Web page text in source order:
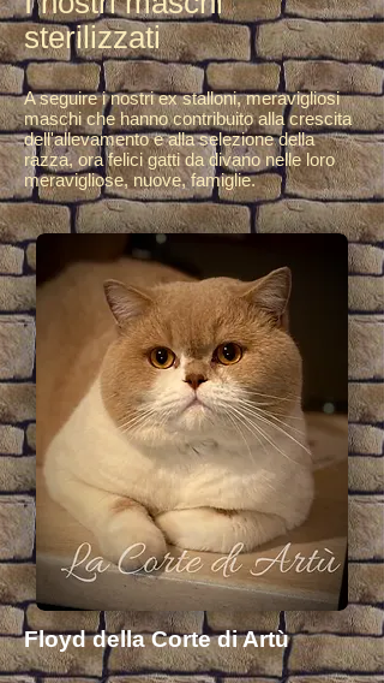
sterilizzati
A seguire i nostri ex stalloni, meravigliosi
maschi che hanno contribuito alla crescita
dell'allevamento e alla selezione della
razza, ora felici gatti da divano nelle loro
meravigliose, nuove, famiglie.
Floyd della Corte di Artù